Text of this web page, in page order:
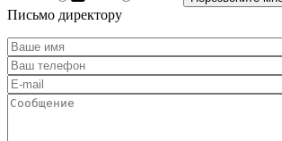
Письмо директору